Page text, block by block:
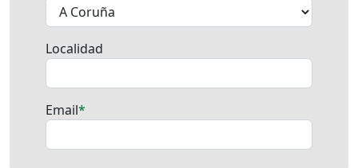
Localidad
Email